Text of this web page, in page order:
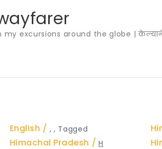
my excursions around the globe |
English ,
Himachal Pradesh
, Tagged
H